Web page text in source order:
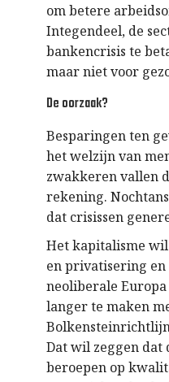
om betere
Integendeel, de
bankencrisis te
maar niet voor
De oorzaak?
Besparingen ten
het welzijn van
zwakkeren vallen
rekening.
dat crisissen
Het kapitalisme
en privatisering
neoliberale
langer te maken
Dat wil zeggen
beroepen op